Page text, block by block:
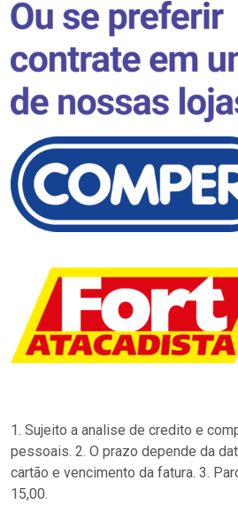
1. Sujeito a analise de credito e
pessoais. 2. O prazo depende da
cartão e vencimento da fatura. 3.
15,00.